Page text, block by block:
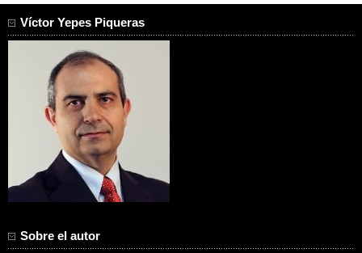
Víctor Yepes Piqueras
Sobre el autor